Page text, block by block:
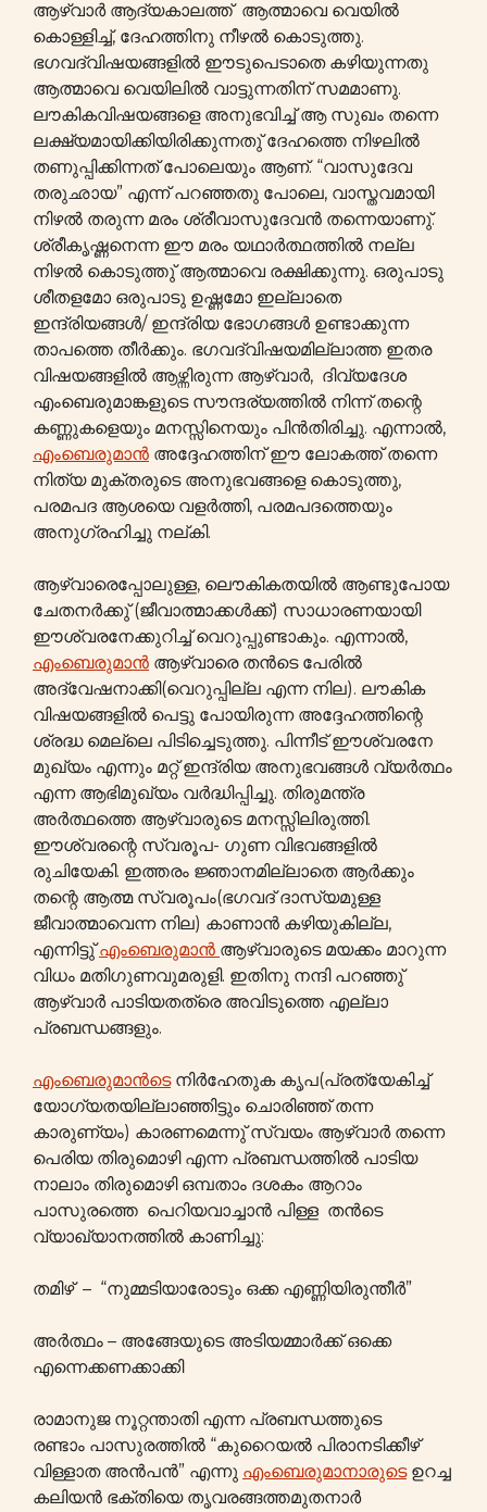
ആഴ്വാർ ആദ്യകാലത്ത് ആത്മാവെ വെയിൽ
കൊള്ളിച്ച്‌, ദേഹത്തിനു നീഴൽ കൊടുത്തു.
ഭഗവദ്വിഷയങ്ങളിൽ ഈടുപെടാതെ കഴിയുന്നതു
ആത്മാവെ വെയിലിൽ വാട്ടുന്നതിന് സമമാണു.
ലൗകികവിഷയങ്ങളെ അനുഭവിച്ച് ആ സുഖം തന്നെ
ലക്ഷ്യമായിക്കിയിരിക്കുന്നതു് ദേഹത്തെ നിഴലിൽ
തണുപ്പിക്കിന്നത് പോലെയും ആണ്. “വാസുദേവ
തരുഛായ” എന്ന് പറഞ്ഞതു പോലെ, വാസ്തവമായി
നിഴൽ തരുന്ന മരം ശ്രീവാസുദേവന്‍ തന്നെയാണു്.
ശ്രീകൃഷ്ണനെന്ന ഈ മരം യഥാർത്ഥത്തിൽ നല്ല
നിഴൽ കൊടുത്തു് ആത്മാവെ രക്ഷിക്കുന്നു. ഒരുപാടു
ശീതളമോ ഒരുപാടു ഉഷ്ണമോ ഇല്ലാതെ
ഇന്ദ്രിയങ്ങൾ/ ഇന്ദ്രിയ ഭോഗങ്ങൾ ഉണ്ടാക്കുന്ന
താപത്തെ തീർക്കും. ഭഗവദ്വിഷയമില്ലാത്ത ഇതര
വിഷയങ്ങളിൽ ആഴ്ന്നിരുന്ന ആഴ്വാർ, ദിവ്യദേശ
എംബെരുമാങ്കളുടെ സൗന്ദര്യത്തില്‍ നിന്ന് തന്റെ
കണ്ണുകളെയും മനസ്സിനെയും പിൻതിരിച്ചു. എന്നാല്‍,
എംബെരുമാൻ അദ്ദേഹത്തിന് ഈ ലോകത്ത് തന്നെ
നിത്യ മുക്തരുടെ അനുഭവങ്ങളെ കൊടുത്തു,
പരമപദ ആശയെ വളർത്തി, പരമപദത്തെയും
അനുഗ്രഹിച്ചു നല്കി.
ആഴ്വാരെപ്പോലുള്ള, ലൌകികതയില്‍ ആണ്ടുപോയ
ചേതനർക്കു് (ജീവാത്മാക്കള്‍ക്ക്) സാധാരണയായി
ഈശ്വരനേക്കുറിച്ച് വെറുപ്പുണ്ടാകും. എന്നാല്‍,
എംബെരുമാൻ ആഴ്വാരെ തൻടെ പേരിൽ
അദ്വേഷനാക്കി(വെറുപ്പില്ല എന്ന നില). ലൗകിക
വിഷയങ്ങളിൽ പെട്ടു പോയിരുന്ന അദ്ദേഹത്തിന്റെ
ശ്രദ്ധ മെല്ലെ പിടിച്ചെടുത്തു. പിന്നീട് ഈശ്വരനേ
മുഖ്യം എന്നും മറ്റ് ഇന്ദ്രിയ അനുഭവങ്ങൾ വ്യർത്ഥം
എന്ന ആഭിമുഖ്യം വര്‍ദ്ധിപ്പിച്ചു. തിരുമന്ത്ര
അർത്ഥത്തെ ആഴ്വാരുടെ മനസ്സിലിരുത്തി.
ഈശ്വരന്റെ സ്വരൂപ- ഗുണ വിഭവങ്ങളിൽ
രുചിയേകി. ഇത്തരം ജ്ഞാനമില്ലാതെ ആര്‍ക്കും
തന്റെ ആത്മ സ്വരൂപം(ഭഗവദ് ദാസ്യമുള്ള
ജീവാത്മാവെന്ന നില) കാണാൻ കഴിയുകില്ല,
എന്നിട്ടു്എംബെരുമാൻ ആഴ്വാരുടെ മയക്കം മാറുന്ന
വിധം മതിഗുണവുമരുളി. ഇതിനു നന്ദി പറഞ്ഞു്
ആഴ്വാർ പാടിയതത്രെ അവിടുത്തെ എല്ലാ
പ്രബന്ധങ്ങളും.
എംബെരുമാൻടെനിര്‍ഹേതുക കൃപ(പ്രത്യേകിച്ച്
യോഗ്യതയില്ലാഞ്ഞിട്ടും ചൊരിഞ്ഞ് തന്ന
കാരുണ്യം) കാരണമെന്നു് സ്വയം ആഴ്വാർ തന്നെ
പെരിയ തിരുമൊഴി എന്ന പ്രബന്ധത്തിൽ പാടിയ
നാലാം തിരുമൊഴി ഒമ്പതാം ദശകം ആറാം
പാസുരത്തെ പെറിയവാച്ചാന്‍ പിള്ള തൻടെ
വ്യാഖ്യാനത്തിൽ കാണിച്ചു:
തമിഴ് – “നുമ്മടിയാരോടും ഒക്ക എണ്ണിയിരുന്തീർ”
അർത്ഥം – അങ്ങേയുടെ അടിയമ്മാർക്ക് ഒക്കെ
എന്നെക്കണക്കാക്കി
രാമാനുജ നൂറ്റന്താതി എന്ന പ്രബന്ധത്തുടെ
രണ്ടാം പാസുരത്തിൽ “കുറൈയൽ പിരാനടിക്കീഴ്
വിള്ളാത അൻപൻ” എന്നു എംബെരുമാനാരുടെഉറച്ച
കലിയൻ ഭക്തിയെ തൃവരങ്ങത്തമുതനാർ